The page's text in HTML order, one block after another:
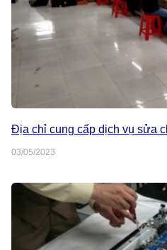
Địa chỉ cung cấp dịch vụ sửa
03/05/2023